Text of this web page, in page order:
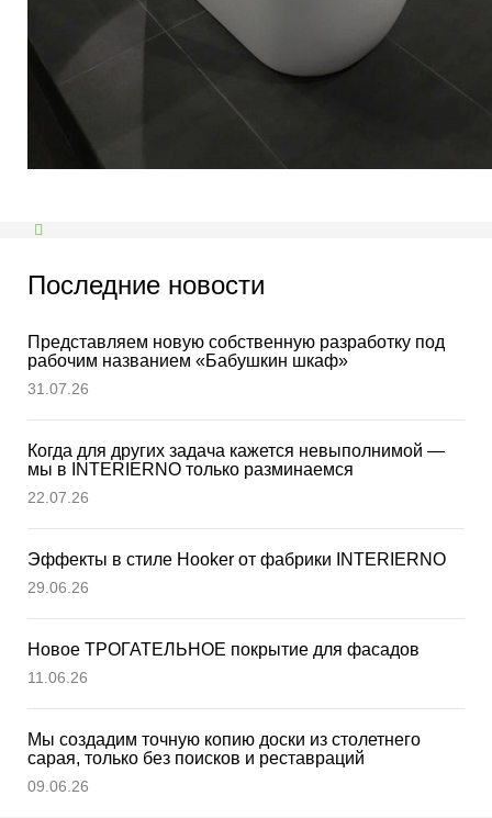
Последние новости
Представляем новую собственную разработку под
рабочим названием «Бабушкин шкаф»
31.07.26
Когда для других задача кажется невыполнимой —
мы в INTERIERNО только разминаемся
22.07.26
Эффекты в стиле Hooker от фабрики INTERIERNO
29.06.26
Новое ТРОГАТЕЛЬНОЕ покрытие для фасадов
11.06.26
Мы создадим точную копию доски из столетнего
сарая, только без поисков и реставраций
09.06.26